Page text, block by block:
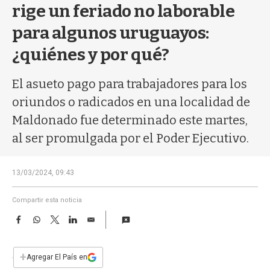
rige un feriado no laborable
para algunos uruguayos:
¿quiénes y por qué?
El asueto pago para trabajadores para los
oriundos o radicados en una localidad de
Maldonado fue determinado este martes,
al ser promulgada por el Poder Ejecutivo.
13/03/2024, 09:43
Compartir esta noticia
F
e
b
W
s
T
w
t
L
E
i
l
+Agregar El País en